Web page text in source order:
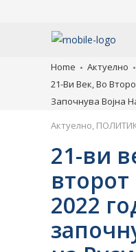
Home
Актуелно
21-Ви Век, Во
Започнува Војна
Актуелно,
21-ви
2022